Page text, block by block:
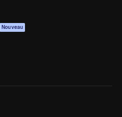
Nouveau